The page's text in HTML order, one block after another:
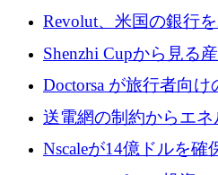
ユーロを超える 70 以
Revolut、米国の銀行
国の社長が語る
Shenzhi Cupから見る
産業実装への道筋
Doctorsa が旅行者向
ラットフォームを拡大
ロを調達
送電網の制約からエ
Envision の Gobi X が
Nscaleが14億ドルを確